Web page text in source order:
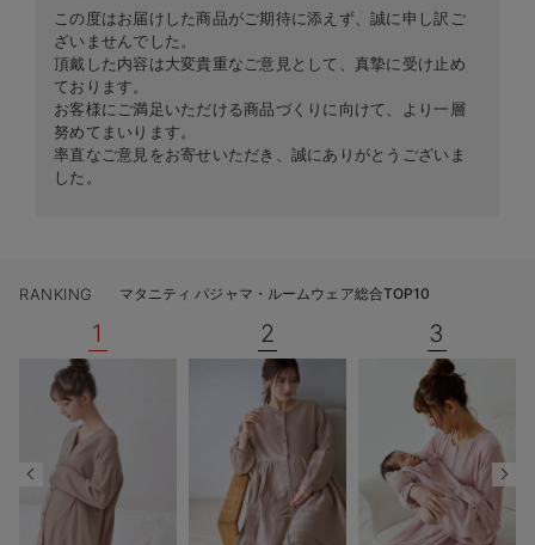
この度はお届けした商品がご期待に添えず、誠に申し訳ご
ざいませんでした。
頂戴した内容は大変貴重なご意見として、真摯に受け止め
ております。
お客様にご満足いただける商品づくりに向けて、より一層
努めてまいります。
率直なご意見をお寄せいただき、誠にありがとうございま
した。
RANKING マタニティ パジャマ・ルームウェア総合TOP10
1 2 3